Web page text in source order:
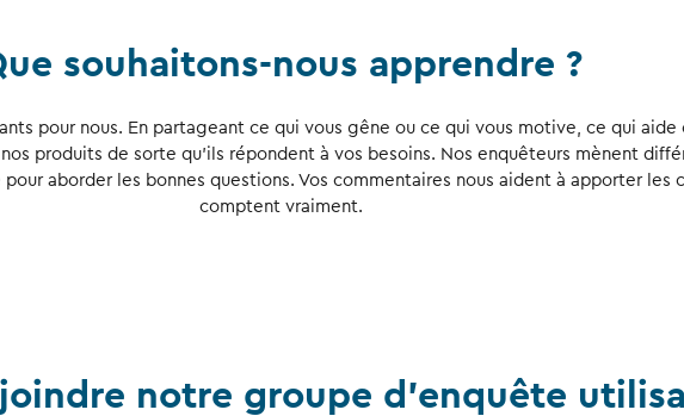
souhaitons-nous apprendre ?
pour nous. En partageant ce qui vous gêne ou ce qui vous motive, ce qui
produits de sorte qu’ils répondent à vos besoins. Nos enquêteurs mènent
aborder les bonnes questions. Vos commentaires nous aident à apporter les
comptent vraiment.
notre groupe d’enquête